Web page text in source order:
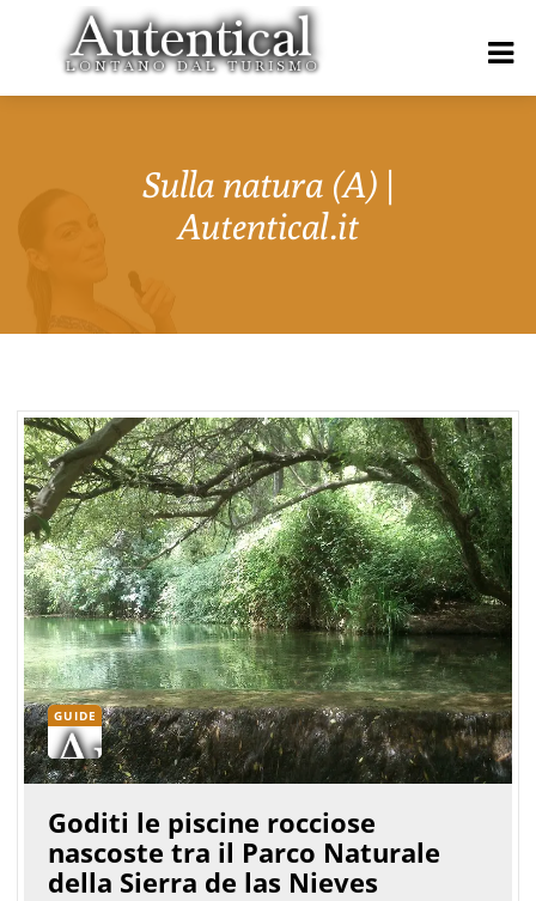
Sulla natura (A) |
Autentical.it
GUIDE
Goditi le piscine rocciose
nascoste tra il Parco Naturale
della Sierra de las Nieves